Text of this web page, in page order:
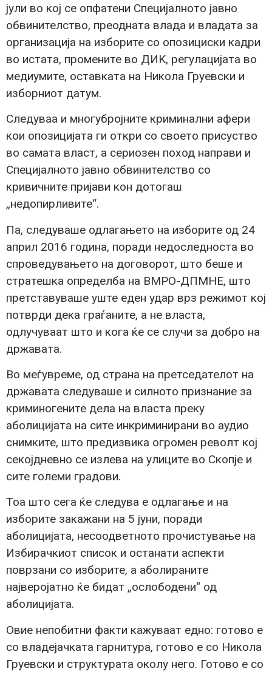
јули во кој се опфатени Специјалното јавно
обвинителство, преодната влада и владата за
организација на изборите со опозициски кадри
во истата, промените во ДИK, регулацијата во
медиумите, оставката на Никола Груевски и
изборниот датум.
Следуваа и многубројните криминални афери
кои опозицијата ги откри со своето присуство
во самата власт, а сериозен поход направи и
Специјалното јавно обвинителство со
кривичните пријави кон дотогаш
„недопирливите“.
Па, следуваше одлагањето на изборите од 24
април 2016 година, поради недоследноста во
спроведувањето на договорот, што беше и
стратешка определба на ВМРО-ДПМНЕ, што
претставуваше уште еден удар врз режимот кој
потврди дека граѓаните, а не власта,
одлучуваат што и кога ќе се случи за добро на
државата.
Во меѓувреме, од страна на претседателот на
државата следуваше и силното признание за
криминогените дела на власта преку
аболицијата на сите инкриминирани во аудио
снимките, што предизвика огромен револт кој
секојдневно се излева на улиците во Скопје и
сите големи градови.
Тоа што сега ќе следува е одлагање и на
изборите закажани на 5 јуни, поради
аболицијата, несоодветното прочистување на
Избирачкиот список и останати аспекти
поврзани со изборите, а аболираните
најверојатно ќе бидат „ослободени“ од
аболицијата.
Овие непобитни факти кажуваат едно: готово е
со владејачката гарнитура, готово е со Никола
Груевски и структурата околу него. Готово е со